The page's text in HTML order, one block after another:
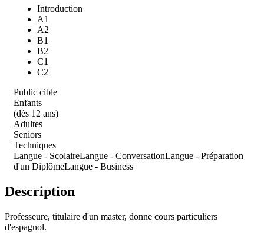
Introduction
A1
A2
B1
B2
C1
C2
Public cible
Enfants
(dès 12 ans)
Adultes
Seniors
Techniques
Langue - ScolaireLangue - ConversationLangue - Préparation
d'un DiplômeLangue - Business
Description
Professeure, titulaire d'un master, donne cours particuliers
d'espagnol.